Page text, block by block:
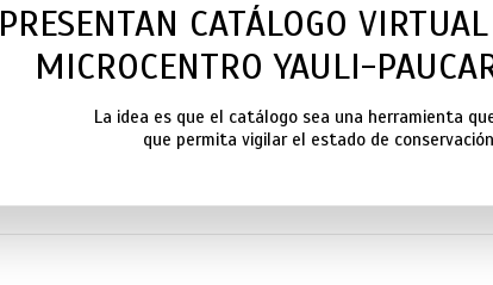
PRESENTAN CATÁLOGO
MICROCENTRO YAULI-
La idea es que el catálogo sea una herramienta
que permita vigilar el estado de